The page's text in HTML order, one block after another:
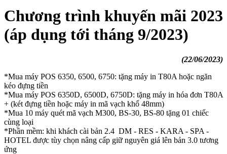
Chương trình khuyến mãi 2023
(áp dụng tới tháng 9/2023)
(22/06/2023)
*Mua máy POS 6350, 6500, 6750: tặng máy in T80A hoặc ngăn
kéo đựng tiền
*Mua máy POS 6350D, 6500D, 6750D: tặng máy in hóa đơn T80A
+ (két đựng tiền hoặc máy in mã vạch khổ 48mm)
*Mua 10 máy quét mã vạch M300, BS-30, BS-80 tặng 01 chiếc
cùng loại
*Phần mềm: khi khách cài bản 2.4 DM - RES - KARA - SPA -
HOTEL được tùy chọn nâng cấp giữ nguyên giá lên bản 3.0 tương
ứng